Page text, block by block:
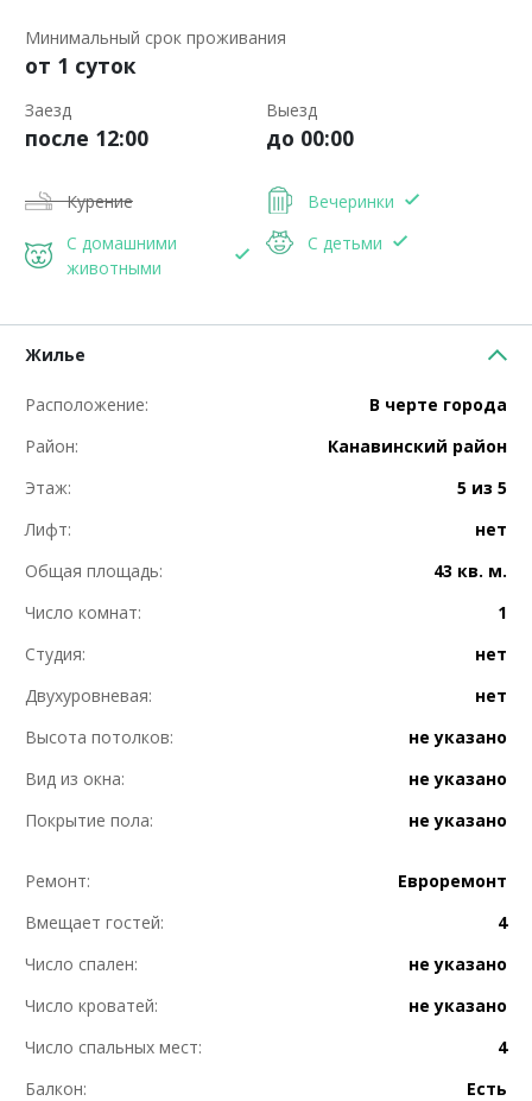
Минимальный срок проживания
от 1 суток
Заезд
после 12:00
Выезд
до 00:00
Курение
Вечеринки
С домашними
животными
С детьми
Жилье
Расположение:
В черте города
Район:
Канавинский район
Этаж:
5 из 5
Лифт:
нет
Общая площадь:
43 кв. м.
Число комнат:
1
Студия:
нет
Двухуровневая:
нет
Высота потолков:
не указано
Вид из окна:
не указано
Покрытие пола:
не указано
Ремонт:
Евроремонт
Вмещает гостей:
4
Число спален:
не указано
Число кроватей:
не указано
Число спальных мест:
4
Балкон:
Есть